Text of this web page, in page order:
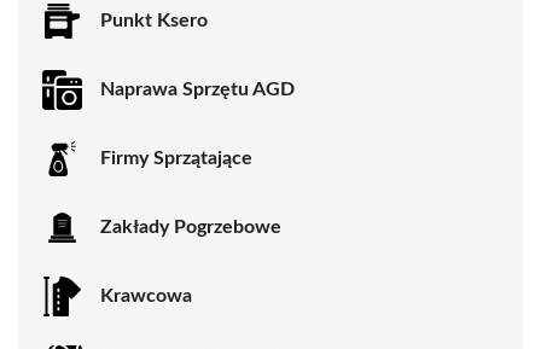
Punkt Ksero
Naprawa Sprzętu AGD
Firmy Sprzątające
Zakłady Pogrzebowe
Krawcowa